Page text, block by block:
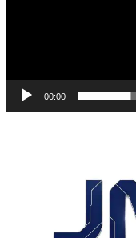
00:00